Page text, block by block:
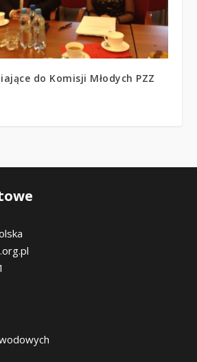
do Komisji Młodych PZZ